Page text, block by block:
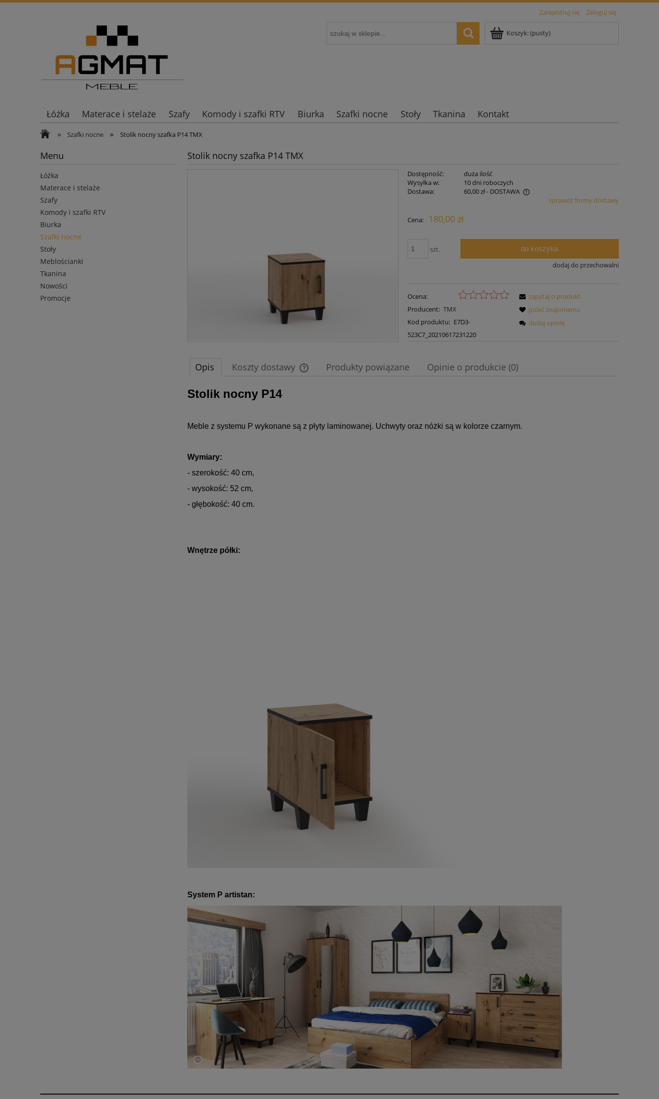
Zarejestruj się Zaloguj się
Koszyk:(pusty)
Łóżka Materace i stelaże Szafy Komody i szafki RTV Biurka Szafki nocne Stoły Tkanina Kontakt
» Szafki nocne » Stolik nocny szafka P14 TMX
Menu
Łóżka
Materace i stelaże
Szafy
Komody i szafki RTV
Biurka
Szafki nocne
Stoły
Meblościanki
Tkanina
Nowości
Promocje
Stolik nocny szafka P14 TMX
Dostępność:
duża ilość
Wysyłka w:
10 dni roboczych
Dostawa:
60,00 zł- DOSTAWA
płatności
sprawdź formy dostawy
Cena: 180,00 zł
szt. do koszyka
dodaj do przechowalni
Ocena:
Producent: TMX
Kod produktu: E7D3-
523C7_20210617231220
zapytaj o produkt
poleć znajomemu
dodaj opinię
Opis Koszty dostawy Produkty powiązane Opinie o produkcie (0)
Stolik nocny P14
Meble z systemu P wykonane są z płyty laminowanej. Uchwyty oraz nóżki są w kolorze czarnym.
Wymiary:
- szerokość: 40 cm,
- wysokość: 52 cm,
- głębokość: 40 cm.
Wnętrze półki:
System P artistan: